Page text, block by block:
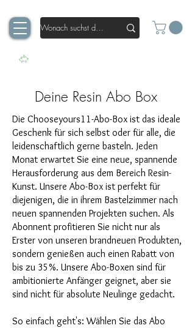
Deine Resin Abo Box
Die Chooseyours11-Abo-Box ist das ideale
Geschenk für sich selbst oder für alle, die
leidenschaftlich gerne basteln. Jeden
Monat erwartet Sie eine neue, spannende
Herausforderung aus dem Bereich Resin-
Kunst. Unsere Abo-Box ist perfekt für
diejenigen, die in ihrem Bastelzimmer nach
neuen spannenden Projekten suchen. Als
Abonnent profitieren Sie nicht nur als
Erster von unseren brandneuen Produkten,
sondern genießen auch einen Rabatt von
bis zu 35%. Unsere Abo-Boxen sind für
ambitionierte Anfänger geignet, aber sie
sind nicht für absolute Neulinge gedacht.
So einfach geht's: Wählen Sie das Abo